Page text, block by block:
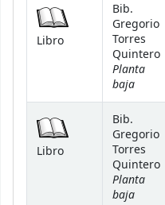
Libro
Bib.
Gregorio
Torres
Quintero
Planta
baja
Libro
Bib.
Gregorio
Torres
Quintero
Planta
baja